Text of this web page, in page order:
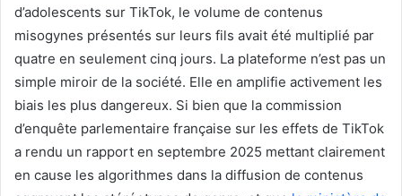
d’adolescents sur TikTok, le volume de contenus
misogynes présentés sur leurs fils avait été multiplié par
quatre en seulement cinq jours. La plateforme n’est pas un
simple miroir de la société. Elle en amplifie activement les
biais les plus dangereux. Si bien que la commission
d’enquête parlementaire française sur les effets de TikTok
a rendu un rapport en septembre 2025 mettant clairement
en cause les algorithmes dans la diffusion de contenus